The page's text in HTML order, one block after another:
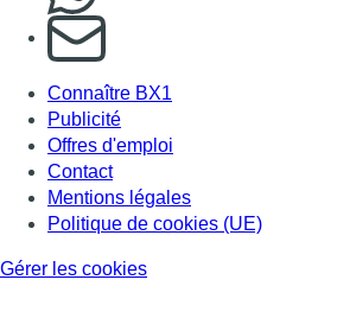
S'abonner à notre newsletter
Connaître BX1
Publicité
Offres d'emploi
Contact
Mentions légales
Politique de cookies (UE)
Gérer les cookies